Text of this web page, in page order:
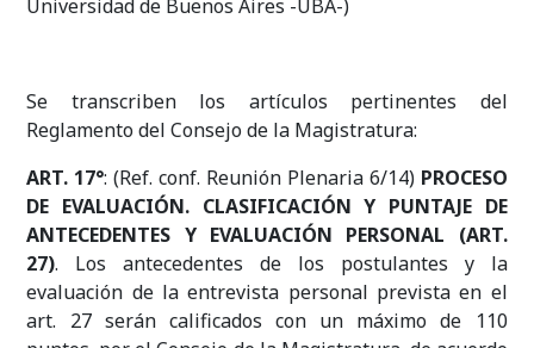
Universidad de Buenos Aires -UBA-)
Se transcriben los artículos pertinentes del
Reglamento del Consejo de la Magistratura:
ART. 17°: (Ref. conf. Reunión Plenaria 6/14) PROCESO
DE EVALUACIÓN. CLASIFICACIÓN Y PUNTAJE DE
ANTECEDENTES Y EVALUACIÓN PERSONAL (ART.
27). Los antecedentes de los postulantes y la
evaluación de la entrevista personal prevista en el
art. 27 serán calificados con un máximo de 110